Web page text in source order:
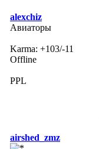
alexchiz
Авиаторы
Karma: +103/-11
Offline
PPL
airshed_zmz